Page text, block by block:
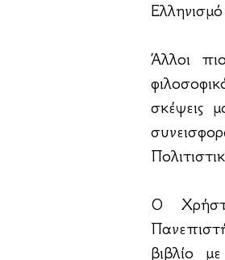
Άλλοι
σκέψεις
Ο
βιβλίο